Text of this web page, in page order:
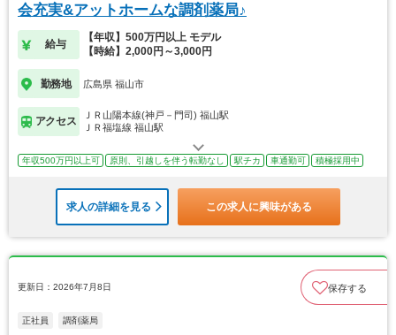
会充実&アットホームな調剤薬局♪
給与
【年収】500万円以上 モデル
【時給】2,000円～3,000円
勤務地 広島県 福山市
アクセス
ＪＲ山陽本線(神戸－門司) 福山駅
ＪＲ福塩線 福山駅
年収500万円以上可 原則、引越しを伴う転勤なし 駅チカ 車通勤可 積極採用中
求人の詳細を見る この求人に興味がある
更新日：2026年7月8日 保存する
正社員 調剤薬局